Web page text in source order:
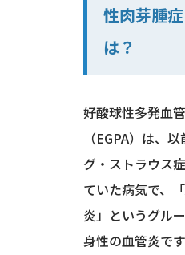
性肉芽腫
は？
好酸球性多発血
（EGPA）は、
グ・ストラウス
ていた病気で、
炎」というグル
身性の血管炎で